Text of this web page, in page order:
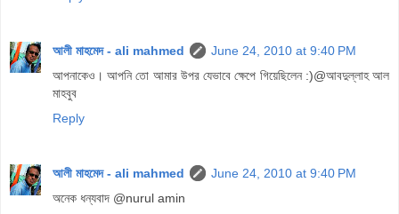
আলী মাহমেদ - ali mahmed
June 24, 2010 at 9:40 PM
আপনাকেও। আপনি তো আমার উপর যেভাবে ক্ষেপে গিয়েছিলেন :)@আবদুল্লাহ আল
মাহবুব
Reply
আলী মাহমেদ - ali mahmed
June 24, 2010 at 9:40 PM
অনেক ধন্যবাদ @nurul amin